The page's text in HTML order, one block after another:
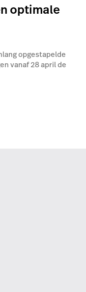
optimale
opgestapelde
vanaf 28 april de